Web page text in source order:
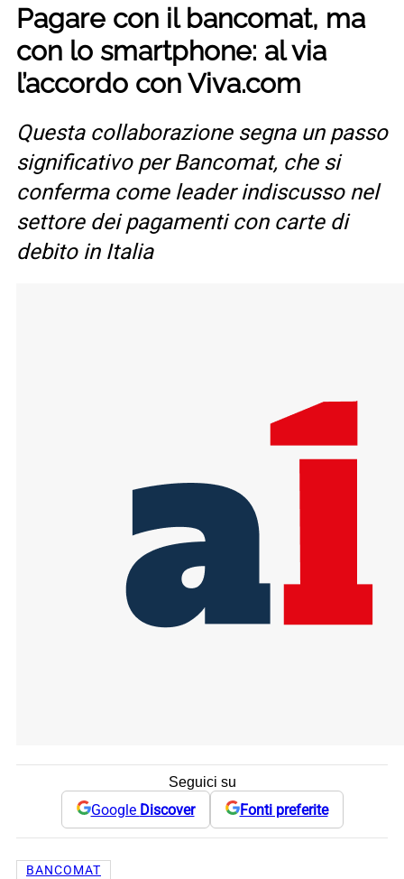
Pagare con il bancomat, ma
con lo smartphone: al via
l’accordo con Viva.com
Questa collaborazione segna un passo
significativo per Bancomat, che si
conferma come leader indiscusso nel
settore dei pagamenti con carte di
debito in Italia
Seguici su
Google Discover Fonti preferite
BANCOMAT